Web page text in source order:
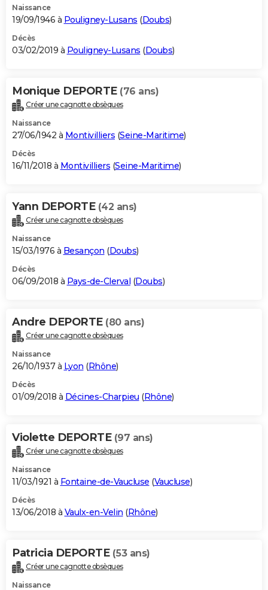
Naissance
19/09/1946 à Pouligney-Lusans (Doubs)
Décès
03/02/2019 à Pouligney-Lusans (Doubs)
Monique DEPORTE (76 ans)
Créer une cagnotte obsèques
Naissance
27/06/1942 à Montivilliers (Seine-Maritime)
Décès
16/11/2018 à Montivilliers (Seine-Maritime)
Yann DEPORTE (42 ans)
Créer une cagnotte obsèques
Naissance
15/03/1976 à Besançon (Doubs)
Décès
06/09/2018 à Pays-de-Clerval (Doubs)
Andre DEPORTE (80 ans)
Créer une cagnotte obsèques
Naissance
26/10/1937 à Lyon (Rhône)
Décès
01/09/2018 à Décines-Charpieu (Rhône)
Violette DEPORTE (97 ans)
Créer une cagnotte obsèques
Naissance
11/03/1921 à Fontaine-de-Vaucluse (Vaucluse)
Décès
13/06/2018 à Vaulx-en-Velin (Rhône)
Patricia DEPORTE (53 ans)
Créer une cagnotte obsèques
Naissance